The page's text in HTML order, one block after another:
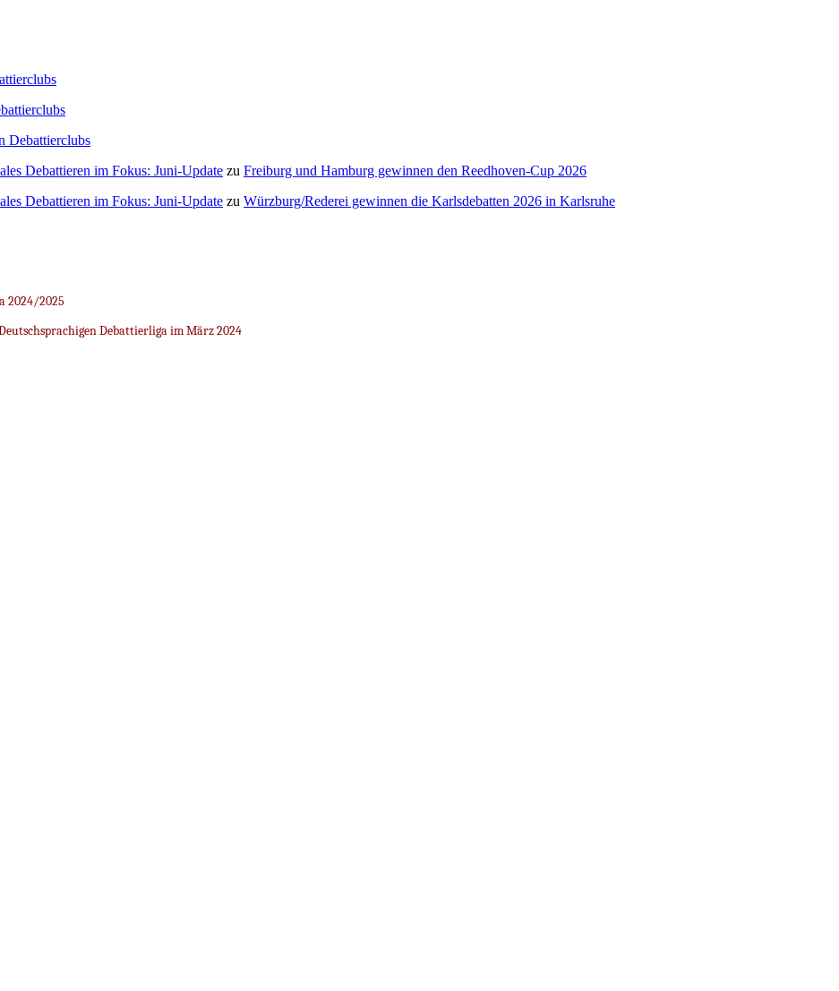
Debattierclubs
Debattieren im Fokus: Juni-Update zu Freiburg und Hamburg gewinnen den Reedhoven-Cup 2026
Debattieren im Fokus: Juni-Update zu Würzburg/Rederei gewinnen die Karlsdebatten 2026 in Karlsruhe
2024/2025
Debattierliga im März 2024